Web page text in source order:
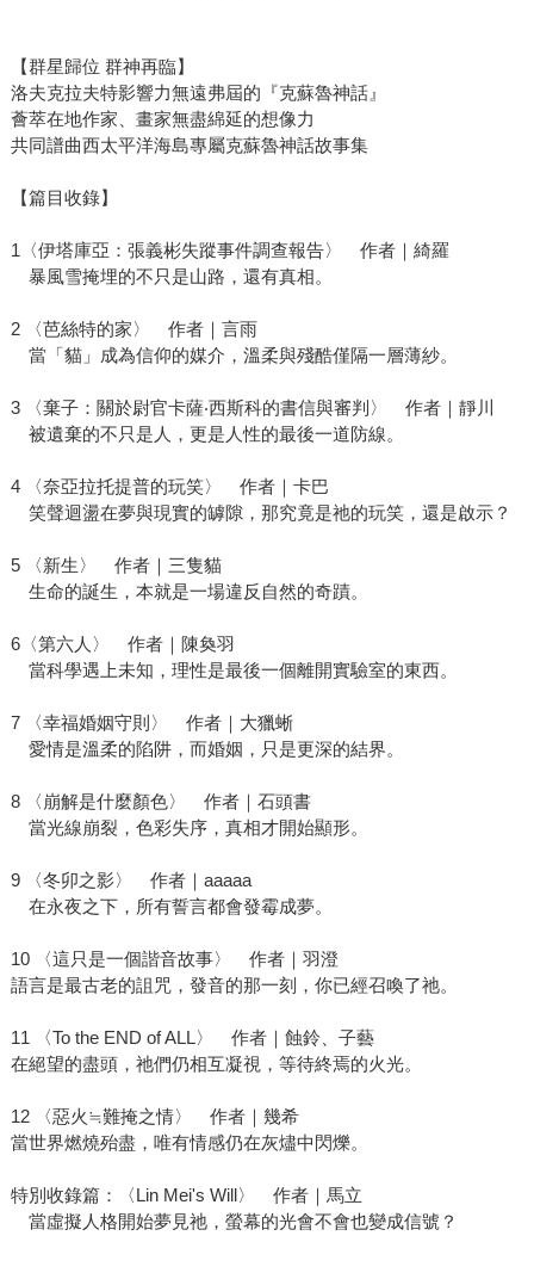
【群星歸位 群神再臨】
洛夫克拉夫特影響力無遠弗屆的『克蘇魯神話』
薈萃在地作家、畫家無盡綿延的想像力
共同譜曲西太平洋海島專屬克蘇魯神話故事集
【篇目收錄】
1〈伊塔庫亞：張義彬失蹤事件調查報告〉 作者｜綺羅
暴風雪掩埋的不只是山路，還有真相。
2 〈芭絲特的家〉 作者｜言雨
當「貓」成為信仰的媒介，溫柔與殘酷僅隔一層薄紗。
3 〈棄子：關於尉官卡薩‧西斯科的書信與審判〉 作者｜靜川
被遺棄的不只是人，更是人性的最後一道防線。
4 〈奈亞拉托提普的玩笑〉 作者｜卡巴
笑聲迴盪在夢與現實的罅隙，那究竟是祂的玩笑，還是啟示？
5 〈新生〉 作者｜三隻貓
生命的誕生，本就是一場違反自然的奇蹟。
6〈第六人〉 作者｜陳奐羽
當科學遇上未知，理性是最後一個離開實驗室的東西。
7 〈幸福婚姻守則〉 作者｜大獵蜥
愛情是溫柔的陷阱，而婚姻，只是更深的結界。
8 〈崩解是什麼顏色〉 作者｜石頭書
當光線崩裂，色彩失序，真相才開始顯形。
9 〈冬卯之影〉 作者｜aaaaa
在永夜之下，所有誓言都會發霉成夢。
10 〈這只是一個諧音故事〉 作者｜羽澄
語言是最古老的詛咒，發音的那一刻，你已經召喚了祂。
11 〈To the END of ALL〉 作者｜蝕鈴、子藝
在絕望的盡頭，祂們仍相互凝視，等待終焉的火光。
12 〈惡火≒難掩之情〉 作者｜幾希
當世界燃燒殆盡，唯有情感仍在灰燼中閃爍。
特別收錄篇：〈Lin Mei's Will〉 作者｜馬立
當虛擬人格開始夢見祂，螢幕的光會不會也變成信號？